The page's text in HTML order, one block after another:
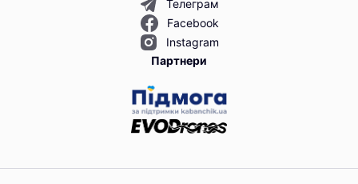
Телеграм
Facebook
Instagram
Партнери